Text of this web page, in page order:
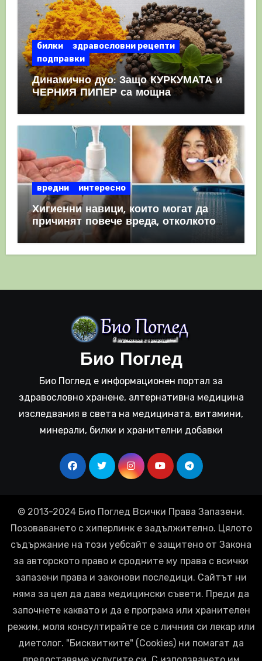
билки
здравословни рецепти
подправки
Динамично дуо: Защо КУРКУМАТА и
ЧЕРНИЯ ПИПЕР са мощна
комбинация
вредни интересно
Хигиенни навици, които могат да
причинят повече вреда, отколкото
полза
Био Поглед
Био Поглед е информационен портал за
здравословно хранене, алтернативна медицина
изследвания в света на медицината, витамини,
минерали, билки и хранителни добавки
© 2013-2024 Био Поглед Всички Права Запазени.
Позоваването с хиперлинк е задължително. Цялото
съдържание на този уебсайт е защитено от Закона
за авторското право и сродните му права с всички
запазени права и законови последици. Сайтът ни
няма за цел да дава медицински съвети. Преди да
започнете каквато и да е програма или хранителен
режим, моля консултирайте се с личния си лекар или
диетолог. "Бисквитките" (Cookies) ни помагат да